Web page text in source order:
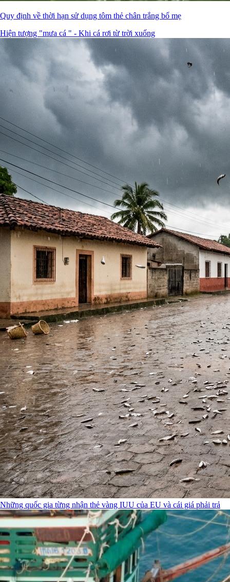
Quy định về thời hạn sử dụng tôm thẻ chân trắng bố mẹ
Hiện tượng "mưa cá " - Khi cá rơi từ trời xuống
Những quốc gia từng nhận thẻ vàng IUU của EU và cái giá phải trả